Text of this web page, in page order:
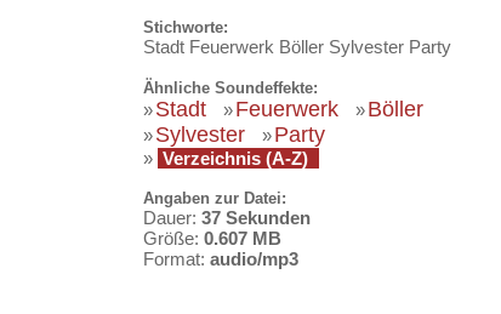
Stichworte:
Stadt Feuerwerk Böller Sylvester Party
Ähnliche Soundeffekte:
»Stadt »Feuerwerk »Böller
»Sylvester »Party
» Verzeichnis (A-Z)
Angaben zur Datei:
Dauer: 37 Sekunden
Größe: 0.607 MB
Format: audio/mp3